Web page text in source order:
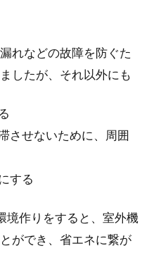
れなどの故障を防ぐた
したが、それ以外にも
させないために、周囲
する
境作りをすると、室外機
ができ、省エネに繋が